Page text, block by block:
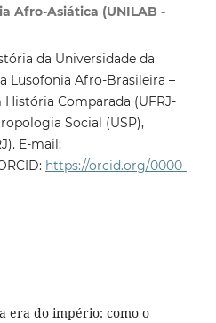
Afro-Asiática (UNILAB -
da Universidade da
Lusofonia Afro-Brasileira –
Comparada (UFRJ-
Social (USP),
E-mail:
https://orcid.org/0000-
era do império: como o